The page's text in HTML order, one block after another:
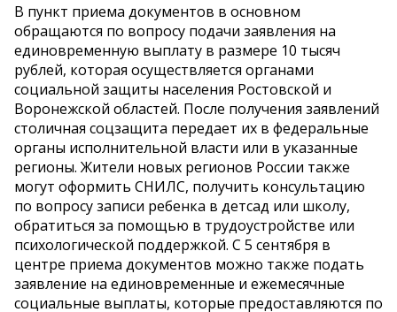
В пункт приема документов в основном
обращаются по вопросу подачи заявления на
единовременную выплату в размере 10 тысяч
рублей, которая осуществляется органами
социальной защиты населения Ростовской и
Воронежской областей. После получения заявлений
столичная соцзащита передает их в федеральные
органы исполнительной власти или в указанные
регионы. Жители новых регионов России также
могут оформить СНИЛС, получить консультацию
по вопросу записи ребенка в детсад или школу,
обратиться за помощью в трудоустройстве или
психологической поддержкой. С 5 сентября в
центре приема документов можно также подать
заявление на единовременные и ежемесячные
социальные выплаты, которые предоставляются по